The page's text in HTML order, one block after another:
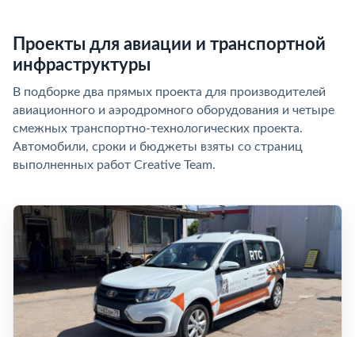
Проекты для авиации и транспортной
инфраструктуры
В подборке два прямых проекта для производителей
авиационного и аэродромного оборудования и четыре
смежных транспортно-технологических проекта.
Автомобили, сроки и бюджеты взяты со страниц
выполненных работ Creative Team.